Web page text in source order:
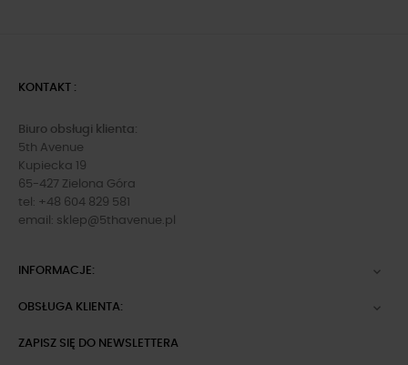
KONTAKT :
Biuro obsługi klienta:
5th Avenue
Kupiecka 19
65-427 Zielona Góra
tel: +48 604 829 581
email: sklep@5thavenue.pl
INFORMACJE: 
OBSŁUGA KLIENTA: 
ZAPISZ SIĘ DO NEWSLETTERA